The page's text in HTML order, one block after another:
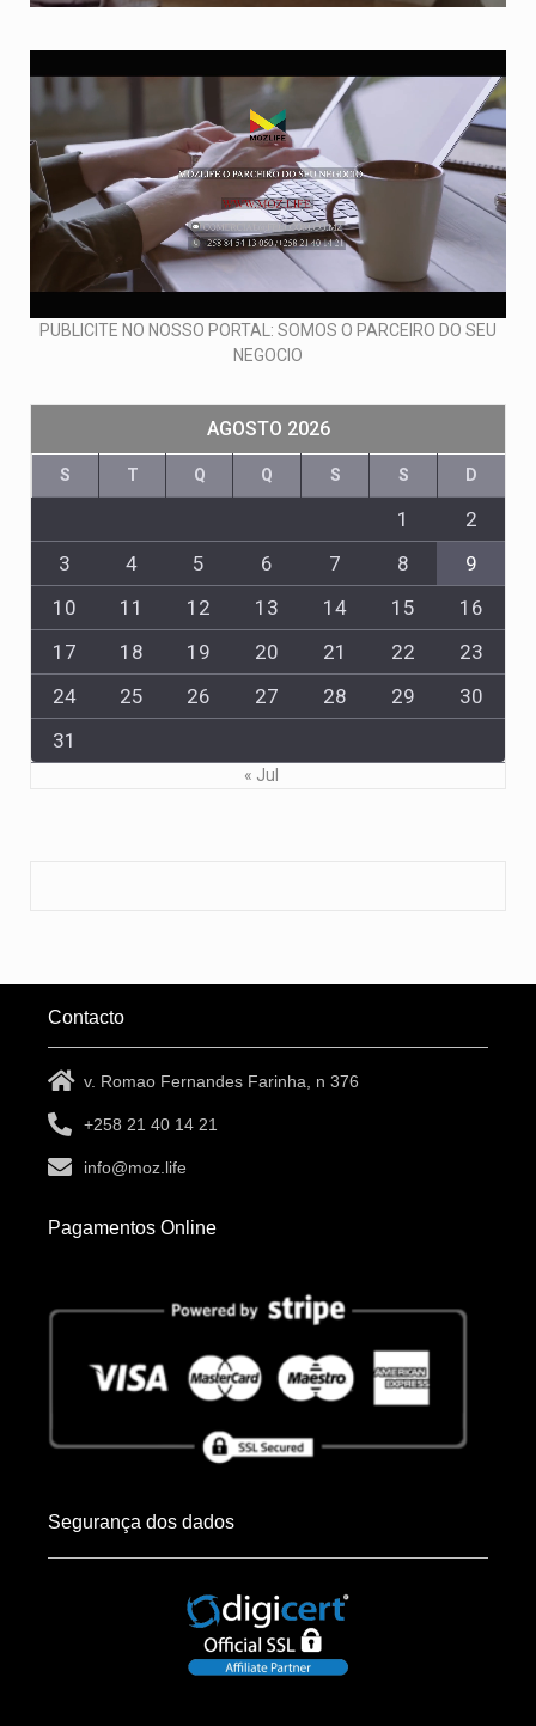
PUBLICITE NO NOSSO PORTAL: SOMOS O PARCEIRO DO SEU
NEGOCIO
AGOSTO 2026
S T Q Q S S D
1
2
3
4 5 6 7 8
9
10
11 12 13 14 15
16
17
18 19 20 21 22
23
24
25 26 27 28 29
30
31
« Jul
Contacto
v. Romao Fernandes Farinha, n 376
+258 21 40 14 21
info@moz.life
Pagamentos Online
Segurança dos dados